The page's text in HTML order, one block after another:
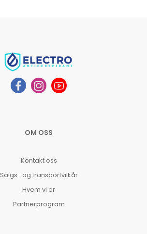
OM OSS
Kontakt oss
Salgs- og transportvilkår
Hvem vi er
Partnerprogram